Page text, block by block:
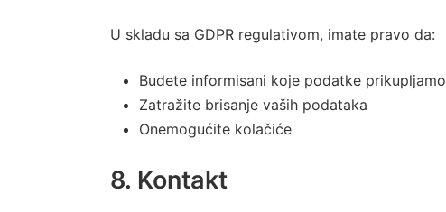
U skladu sa GDPR regulativom, imate pravo da:
Budete informisani koje podatke prikupljamo
Zatražite brisanje vaših podataka
Onemogućite kolačiće
8. Kontakt